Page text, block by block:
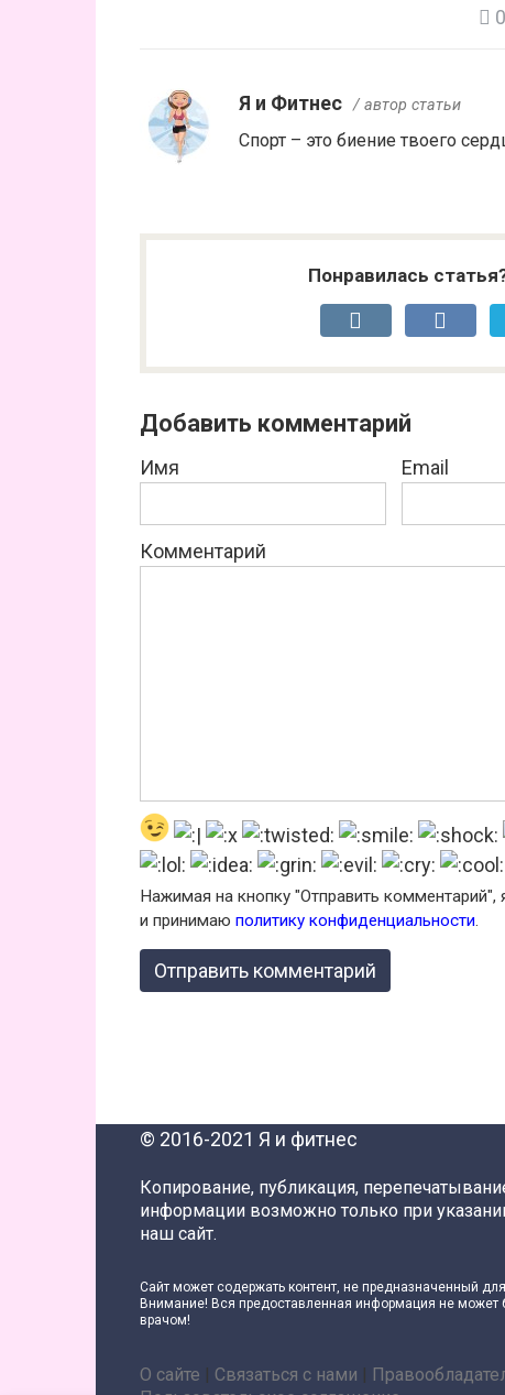
0
Я и Фитнес / автор статьи
Спорт – это биение твоего
Понравилась
Добавить комментарий
Имя Email
Комментарий
Нажимая на кнопку "Отправить
и принимаю политику конфиденциальности.
© 2016-2021 Я и фитнес
Копирование, публикация,
информации возможно только при
наш сайт.
Сайт может содержать контент, не предназначенный
Внимание! Вся предоставленная информация не может
врачом!
О сайте Связаться с нами